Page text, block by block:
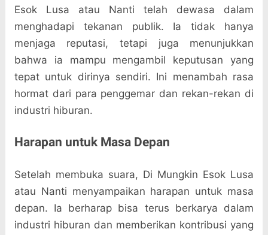
Esok Lusa atau Nanti telah dewasa dalam
menghadapi tekanan publik. Ia tidak hanya
menjaga reputasi, tetapi juga menunjukkan
bahwa ia mampu mengambil keputusan yang
tepat untuk dirinya sendiri. Ini menambah rasa
hormat dari para penggemar dan rekan-rekan di
industri hiburan.
Harapan untuk Masa Depan
Setelah membuka suara, Di Mungkin Esok Lusa
atau Nanti menyampaikan harapan untuk masa
depan. Ia berharap bisa terus berkarya dalam
industri hiburan dan memberikan kontribusi yang